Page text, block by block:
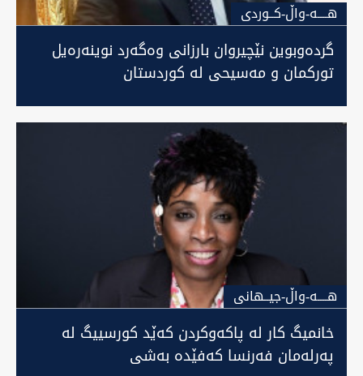
هــــه-واڵ-كــوردى
گردەوبوین نێچیروان بارزانی وەگەرد نوینەرەیل
تورکمان و مەسیحی لە کوردستان
هــــه-واڵ-جیــهانى
خانمیگ کار لە پاکەوکردن کەێد کورسییگ لە
پەرلەمان فەرنسا کەفێدە بەشی